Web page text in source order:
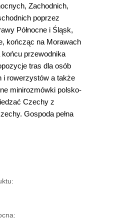
Zachodnich,
poprzez
Północne i Śląsk,
kończąc na Morawach
końcu przewodnika
tras dla osób
i rowerzystów a także
minirozmówki polsko-
Czechy z
Gospoda pełna